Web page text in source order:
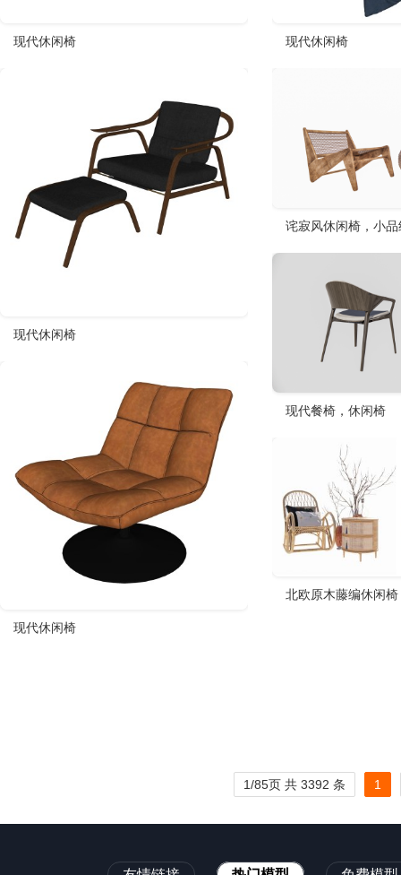
现代休闲椅
现代休闲椅
现代休闲椅
现代休闲椅
诧寂风休闲椅，小
现代餐椅，休闲椅
北欧原木藤编休闲
1/85页 共 3392 条 1